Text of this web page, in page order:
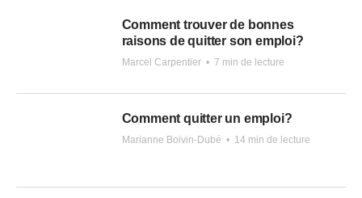
Comment trouver de bonnes
raisons de quitter son emploi?
Marcel Carpentier • 7 min de lecture
Comment quitter un emploi?
Marianne Boivin-Dubé • 14 min de lecture